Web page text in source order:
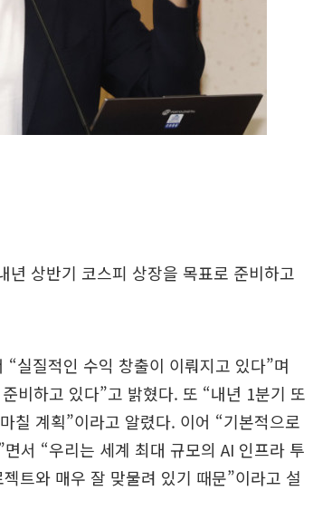
상반기 코스피 상장을 목표로 준비하고
실질적인 수익 창출이 이뤄지고 있다”며
비하고 있다”고 밝혔다. 또 “내년 1분기 또
칠 계획”이라고 알렸다. 이어 “기본적으로
서 “우리는 세계 최대 규모의 AI 인프라 투
트와 매우 잘 맞물려 있기 때문”이라고 설